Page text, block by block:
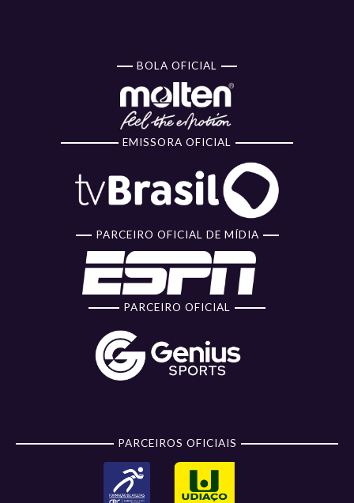
BOLA OFICIAL
EMISSORA OFICIAL
PARCEIRO OFICIAL DE MÍDIA
PARCEIRO OFICIAL
PARCEIROS OFICIAIS